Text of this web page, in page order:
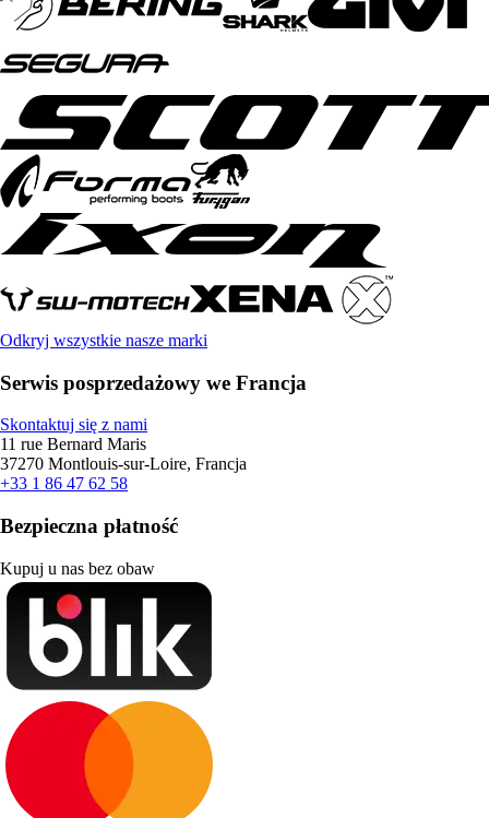
Odkryj wszystkie nasze marki
Serwis posprzedażowy we Francja
Skontaktuj się z nami
11 rue Bernard Maris
37270 Montlouis-sur-Loire, Francja
+33 1 86 47 62 58
Bezpieczna płatność
Kupuj u nas bez obaw